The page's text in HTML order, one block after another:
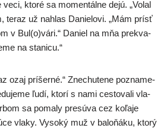
kto­ré sa momen­tál­ne dejú. „Volal
teraz už nahlas Danielovi. „Mám prí­sť
v Bul(o)vári.“ Daniel na mňa prek­va­
na stanicu.“
ozaj prí­šer­né.“ Znechutene pozna­me­
ľudí, kto­rí s nami ces­to­va­li vla­
sa poma­ly pre­sú­va cez koľa­je
vla­ky. Vysoký muž v balo­ňá­ku, kto­rý